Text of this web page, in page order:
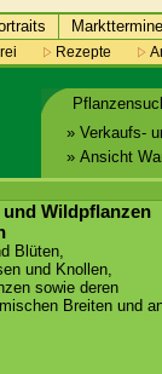
Markttermine
Rezepte
» Verkaufs-
» Ansicht
Wildpflanzen
Blüten,
und Knollen,
sowie deren
Breiten und